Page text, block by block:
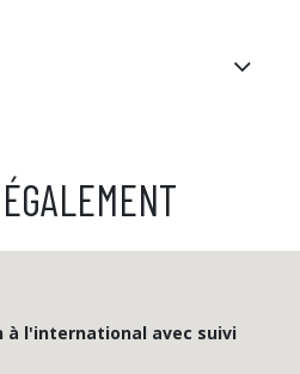
à l'international avec suivi